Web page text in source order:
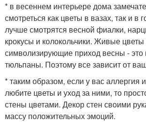
* в весеннем интерьере дома
смотреться как цветы в вазах, так и в
лучше смотрятся весной фиалки,
крокусы и колокольчики. Живые цветы
символизирующие приход весны - это
тюльпаны. Поэтому все зависит от
* таким образом, если у вас аллергия
любите цветы и уход за ними, то
стены цветами. Декор стен своими
массу положительных эмоций.